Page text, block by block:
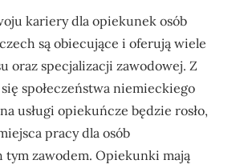
kariery dla opiekunek osób
są obiecujące i oferują wiele
oraz specjalizacji zawodowej. Z
społeczeństwa niemieckiego
usługi opiekuńcze będzie rosło,
pracy dla osób
tym zawodem. Opiekunki mają